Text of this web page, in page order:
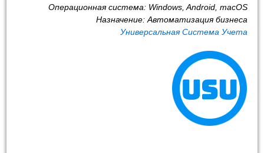
Операционная система: Windows, Android, macOS
Назначение: Автоматизация бизнеса
Универсальная Система Учета